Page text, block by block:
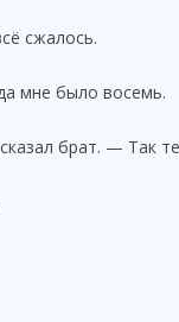
сжалось.
мне было восемь.
брат. — Так